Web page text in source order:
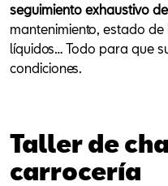
seguimiento exhaustivo
mantenimiento, estado
líquidos… Todo para que
condiciones.
Taller de
carrocería